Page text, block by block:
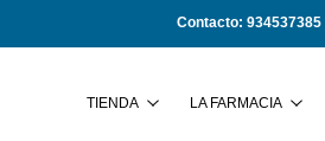
Contacto: 934537385|
TIENDA LA FARMACIA